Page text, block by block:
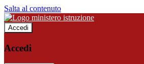
Salta al contenuto
Accedi
Accedi